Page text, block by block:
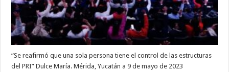
“Se reafirmó que una sola persona tiene el control de las estructuras
del PRI” Dulce María. Mérida, Yucatán a 9 de mayo de 2023